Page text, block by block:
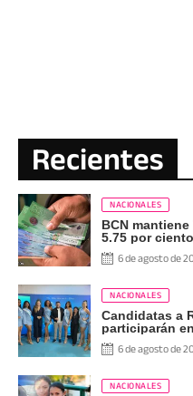
Recientes
NACIONALES
BCN
5.75 por ciento
6 de agosto de
NACIONALES
Candidatas a
participarán
Artes, Cultura
6 de agosto de
NACIONALES